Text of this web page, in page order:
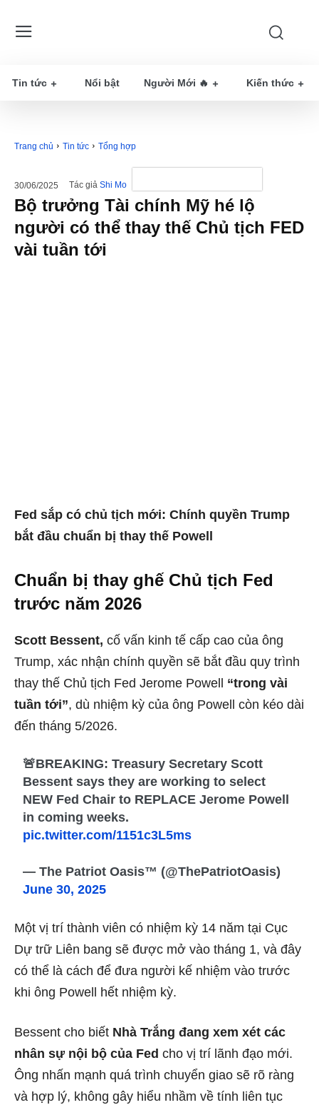
Tin tức Nổi bật Người Mới 🔥 Kiến thức
Trang chủ Tin tức Tổng hợp
30/06/2025 Tác giả Shi Mo
Bộ trưởng Tài chính Mỹ hé lộ
người có thể thay thế Chủ tịch FED
vài tuần tới
Fed sắp có chủ tịch mới: Chính quyền Trump
bắt đầu chuẩn bị thay thế Powell
Chuẩn bị thay ghế Chủ tịch Fed
trước năm 2026
Scott Bessent, cố vấn kinh tế cấp cao của ông
Trump, xác nhận chính quyền sẽ bắt đầu quy trình
thay thế Chủ tịch Fed Jerome Powell
“trong vài
tuần tới”, dù nhiệm kỳ của ông Powell còn kéo dài
đến tháng 5/2026.
🚨BREAKING: Treasury Secretary Scott
Bessent says they are working to select
NEW Fed Chair to REPLACE Jerome Powell
in coming weeks.
pic.twitter.com/1151c3L5ms
— The Patriot Oasis™ (@ThePatriotOasis)
June 30, 2025
Một vị trí thành viên có nhiệm kỳ 14 năm tại Cục
Dự trữ Liên bang sẽ được mở vào tháng 1, và đây
có thể là cách để đưa người kế nhiệm vào trước
khi ông Powell hết nhiệm kỳ.
Bessent cho biết Nhà Trắng đang xem xét các
nhân sự nội bộ của Fed cho vị trí lãnh đạo mới.
Ông nhấn mạnh quá trình chuyển giao sẽ rõ ràng
và hợp lý, không gây hiểu nhầm về tính liên tục